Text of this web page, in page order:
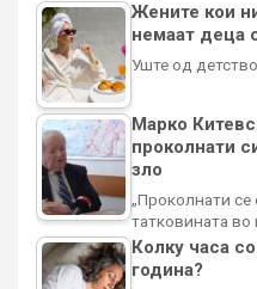
Жените кои
немаат деца
Уште од
Марко
проколнати
зло
„Проколнати се
татковината во
Колку часа
година?